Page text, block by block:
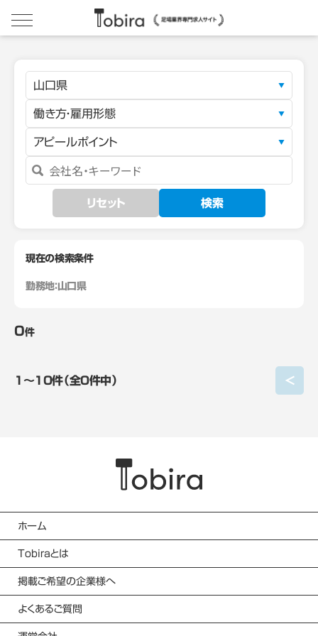
山口県
働き方・雇用形態
アピールポイント
検索
リセット
現在の検索条件
勤務地：山口県
0件
1〜10件（全0件中） <
ホーム
Tobiraとは
掲載ご希望の企業様へ
よくあるご質問